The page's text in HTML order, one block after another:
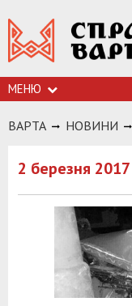
МЕНЮ
ВАРТА НОВИНИ
2 березня 2017